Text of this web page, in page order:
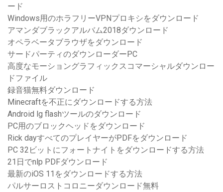
ード
Windows用のホラフリーVPNプロキシをダウンロード
アマンダブラックアルバム2018ダウンロード
オペラベータブラウザをダウンロード
サードパーティのダウンローダーPC
高度なモーショングラフィックスコマーシャルダウンロー
ドファイル
録音猫無料ダウンロード
Minecraftを不正にダウンロードする方法
Android lg flashツールのダウンロード
PC用のブロックヘッドをダウンロード
Rick dayすべてのプレイヤーがPDFをダウンロード
PC 32ビットにフォートナイトをダウンロードする方法
21日でnlp PDFダウンロード
最新のiOS 11をダウンロードする方法
パルサーロストコロニーダウンロード無料